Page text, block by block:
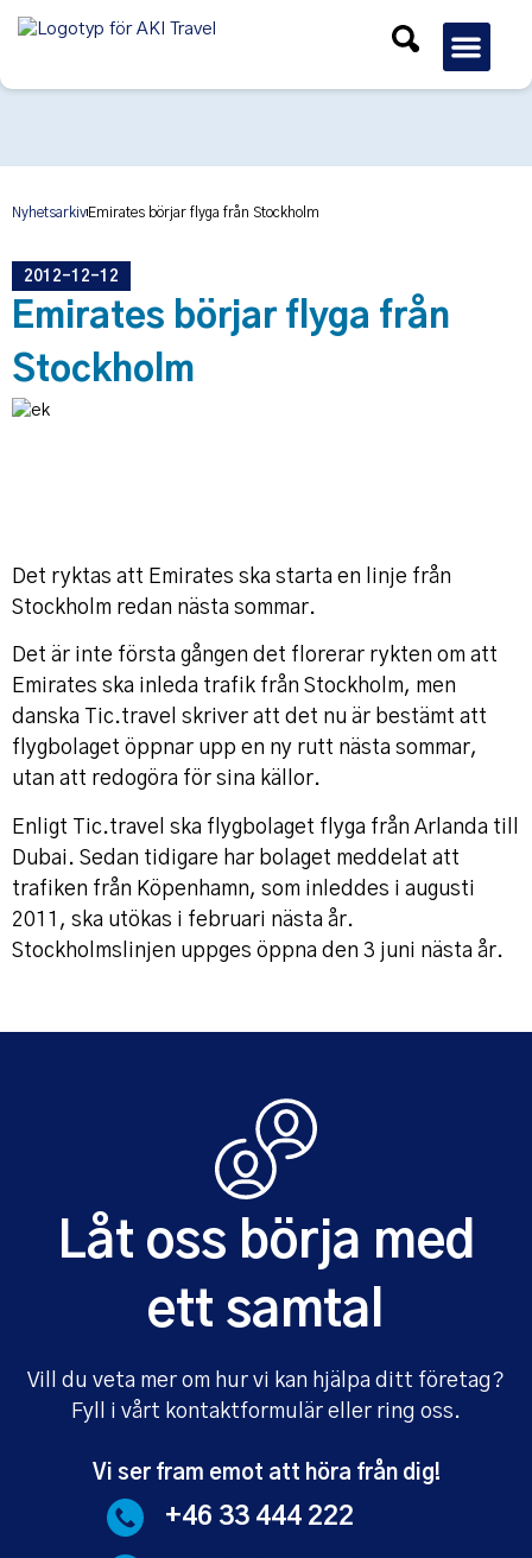
Nyhetsarkiv Emirates börjar flyga från Stockholm
2012-12-12
Emirates börjar flyga från
Stockholm
Det ryktas att Emirates ska starta en linje från
Stockholm redan nästa sommar.
Det är inte första gången det florerar rykten om att
Emirates ska inleda trafik från Stockholm, men
danska Tic.travel skriver att det nu är bestämt att
flygbolaget öppnar upp en ny rutt nästa sommar,
utan att redogöra för sina källor.
Enligt Tic.travel ska flygbolaget flyga från Arlanda till
Dubai. Sedan tidigare har bolaget meddelat att
trafiken från Köpenhamn, som inleddes i augusti
2011, ska utökas i februari nästa år.
Stockholmslinjen uppges öppna den 3 juni nästa år.
Låt oss börja med
ett samtal
Vill du veta mer om hur vi kan hjälpa ditt företag?
Fyll i vårt kontaktformulär eller ring oss.
Vi ser fram emot att höra från dig!
+46 33 444 222